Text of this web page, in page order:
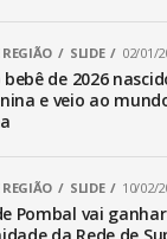
SLIDE 02/01/
de 2026
e veio ao
SLIDE 10/02/
Pombal vai